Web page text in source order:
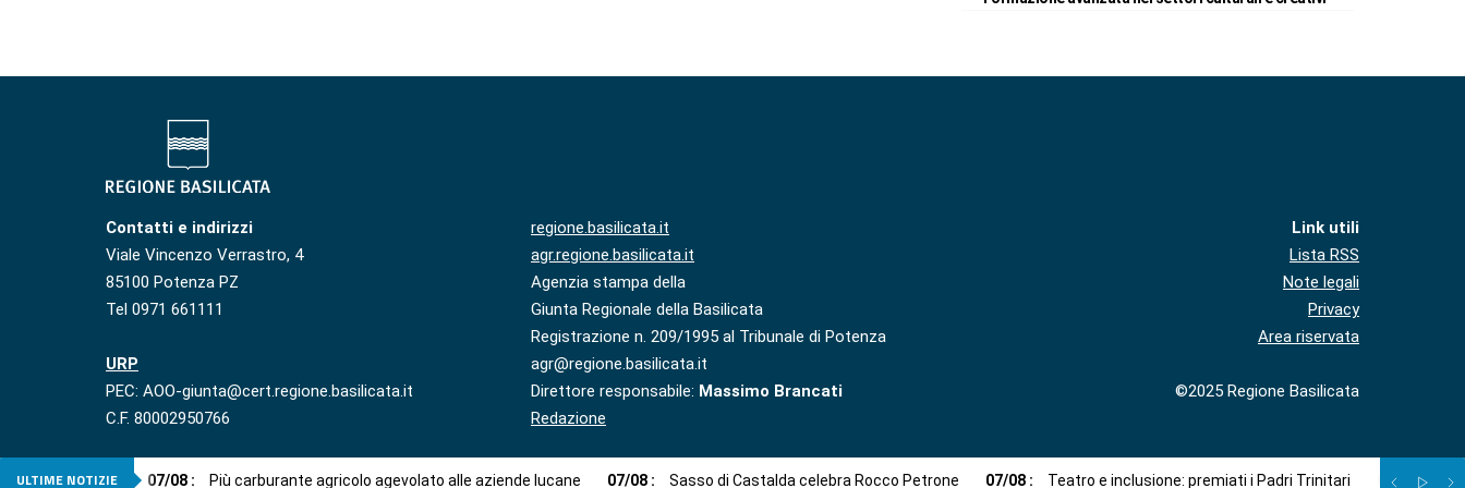
Contatti e indirizzi
Viale Vincenzo Verrastro, 4
85100 Potenza PZ
Tel 0971 661111
URP
PEC: AOO-giunta@cert.regione.basilicata.it
C.F. 80002950766
regione.basilicata.it
agr.regione.basilicata.it
Agenzia stampa della
Giunta Regionale della Basilicata
Registrazione n. 209/1995 al Tribunale di Potenza
agr@regione.basilicata.it
Direttore responsabile: Massimo Brancati
Redazione
Link utili
Lista RSS
Note legali
Privacy
Area riservata
©2025 Regione Basilicata
ULTIME NOTIZIE 07/08 : Più carburante agricolo agevolato alle aziende lucane 07/08 : Sasso di Castalda celebra Rocco Petrone 07/08 : Teatro e inclusione: premiati i Padri Trinitari 07/ 08: